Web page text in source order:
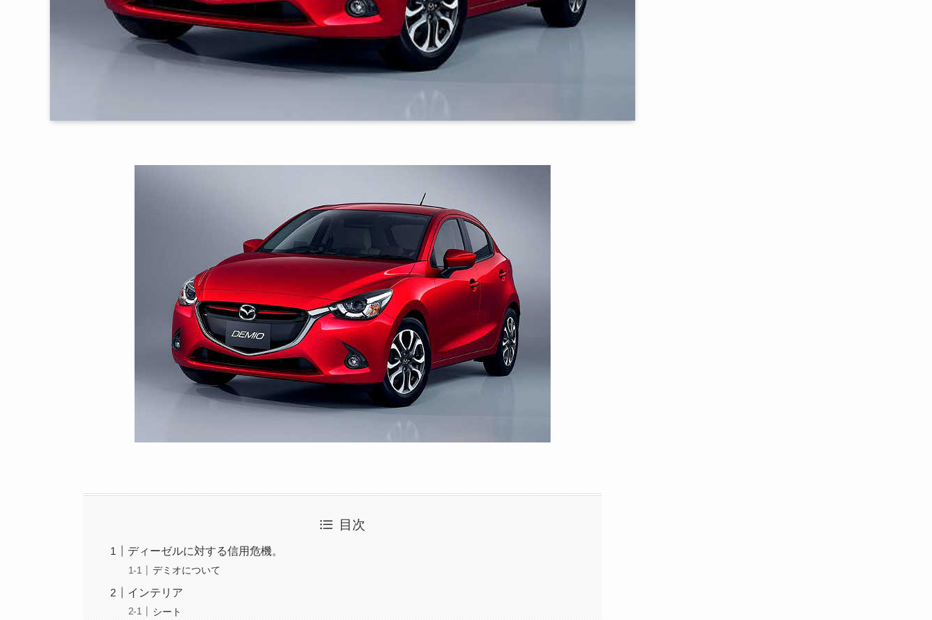
目次
ディーゼルに対する信用危機。
デミオについて
インテリア
シート